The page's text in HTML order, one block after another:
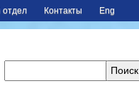
отдел Контакты Eng